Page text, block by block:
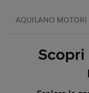
AQUILANO MOTORI